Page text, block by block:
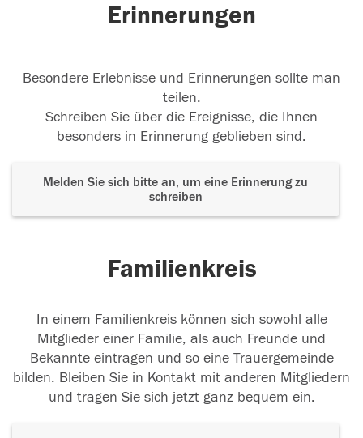
Erinnerungen
Besondere Erlebnisse und Erinnerungen sollte man
teilen.
Schreiben Sie über die Ereignisse, die Ihnen
besonders in Erinnerung geblieben sind.
Melden Sie sich bitte an, um eine Erinnerung zu
schreiben
Familienkreis
In einem Familienkreis können sich sowohl alle
Mitglieder einer Familie, als auch Freunde und
Bekannte eintragen und so eine Trauergemeinde
bilden. Bleiben Sie in Kontakt mit anderen Mitgliedern
und tragen Sie sich jetzt ganz bequem ein.